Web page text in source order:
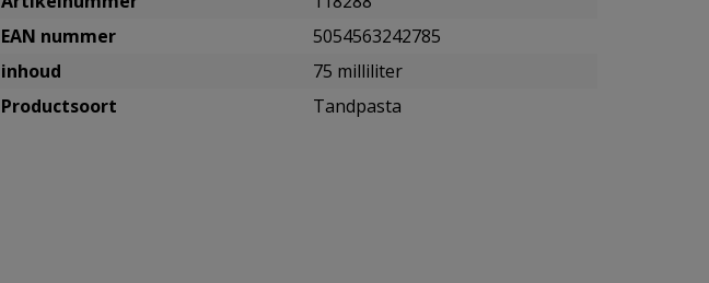
EAN nummer
5054563242785
inhoud
75 milliliter
Productsoort
Tandpasta